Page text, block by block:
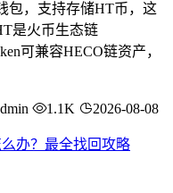
包，支持存储HT币，这
是火币生态链
可兼容HECO链资产，
1.1K 2026-08-08